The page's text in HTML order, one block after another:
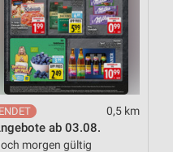
0,5 km
ab 03.08.
morgen gültig